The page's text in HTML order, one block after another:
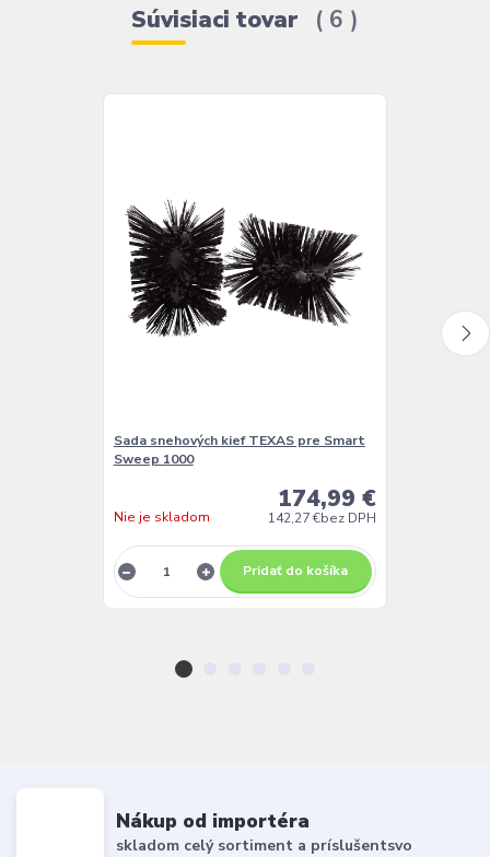
Súvisiaci tovar 6
Sada snehových kief TEXAS pre Smart
Sweep 1000
174,99 €
142,27 €bez DPH
Nie je skladom
Pridať do košíka
Nákup od importéra
skladom celý sortiment a príslušentsvo